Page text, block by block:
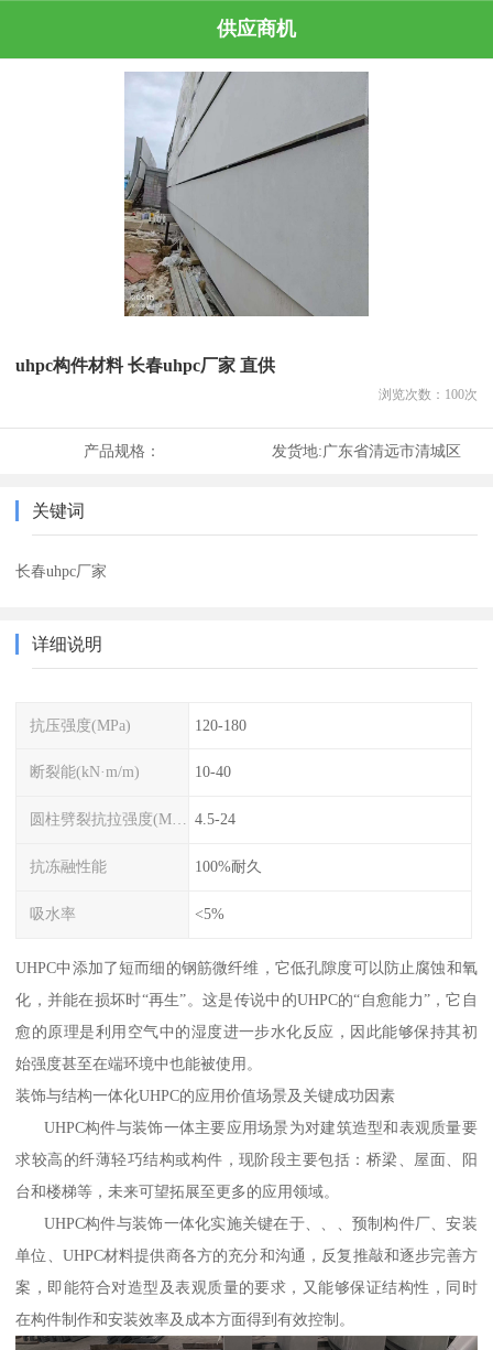
供应商机
uhpc构件材料 长春uhpc厂家 直供
浏览次数： 100次
产品规格： 发货地:广东省清远市清城区
关键词
长春uhpc厂家
详细说明
抗压强度(MPa) 120-180
断裂能(kN·m/m) 10-40
圆柱劈裂抗拉强度(MPa) 4.5-24
抗冻融性能 100%耐久
吸水率 <5%
UHPC中添加了短而细的钢筋微纤维，它低孔隙度可以防止腐蚀和氧
化，并能在损坏时“再生”。这是传说中的UHPC的“自愈能力”，它自
愈的原理是利用空气中的湿度进一步水化反应，因此能够保持其初
始强度甚至在端环境中也能被使用。
装饰与结构一体化UHPC的应用价值场景及关键成功因素
UHPC构件与装饰一体主要应用场景为对建筑造型和表观质量要
求较高的纤薄轻巧结构或构件，现阶段主要包括：桥梁、屋面、阳
台和楼梯等，未来可望拓展至更多的应用领域。
UHPC构件与装饰一体化实施关键在于、、、预制构件厂、安装
单位、UHPC材料提供商各方的充分和沟通，反复推敲和逐步完善方
案，即能符合对造型及表观质量的要求，又能够保证结构性，同时
在构件制作和安装效率及成本方面得到有效控制。